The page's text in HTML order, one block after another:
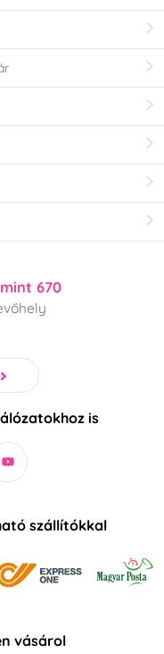
670
is
szállítókkal
vásárol